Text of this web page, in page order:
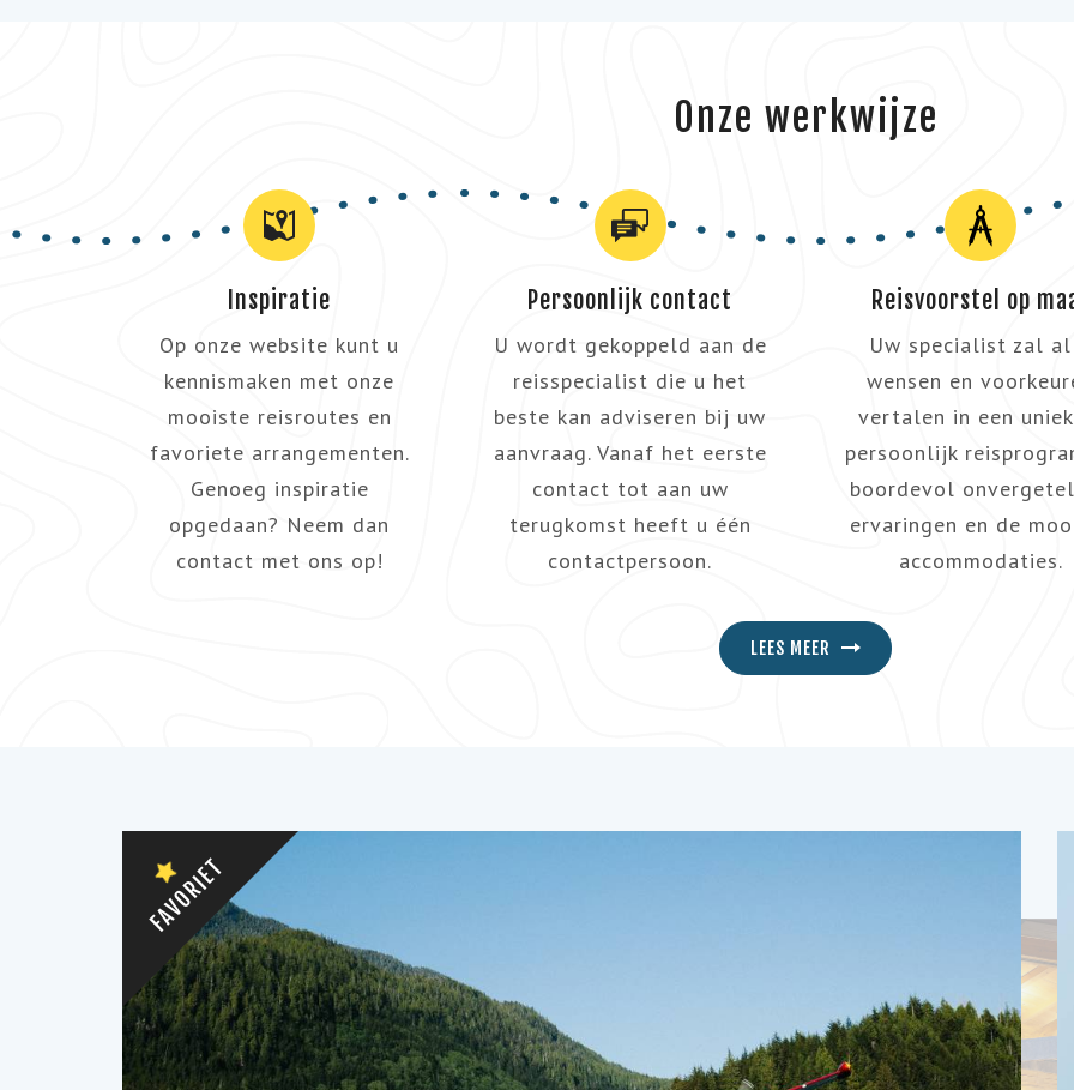
Onze werkwijze
Inspiratie
Op onze website kunt u
kennismaken met onze
mooiste reisroutes en
favoriete arrangementen.
Genoeg inspiratie
opgedaan? Neem dan
contact met ons op!
Persoonlijk contact
U wordt gekoppeld aan de
reisspecialist die u het
beste kan adviseren bij uw
aanvraag. Vanaf het eerste
contact tot aan uw
terugkomst heeft u één
contactpersoon.
Reisvoorstel op
Uw specialist zal
wensen en
vertalen in een
persoonlijk
boordevol
ervaringen en de
accommodaties.
LEES MEER
FAVORIET